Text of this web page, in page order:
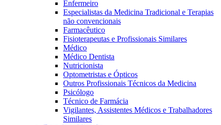
Enfermeiro
Especialistas da Medicina Tradicional e Terapias
não convencionais
Farmacêutico
Fisioterapeutas e Profissionais Similares
Médico
Médico Dentista
Nutricionista
Optometristas e Ópticos
Outros Profissionais Técnicos da Medicina
Psicólogo
Técnico de Farmácia
Vigilantes, Assistentes Médicos e Trabalhadores
Similares